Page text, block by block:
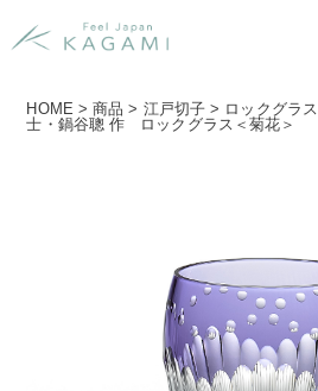
HOME >商品 > 江戸切子 > ロックグラス
士・鍋谷聰 作 ロックグラス＜菊花＞